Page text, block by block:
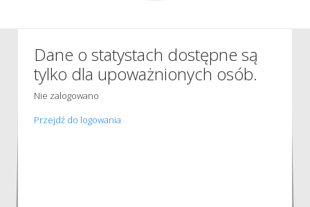
Dane o statystach dostępne są
tylko dla upoważnionych osób.
Nie zalogowano
Przejdź do logowania